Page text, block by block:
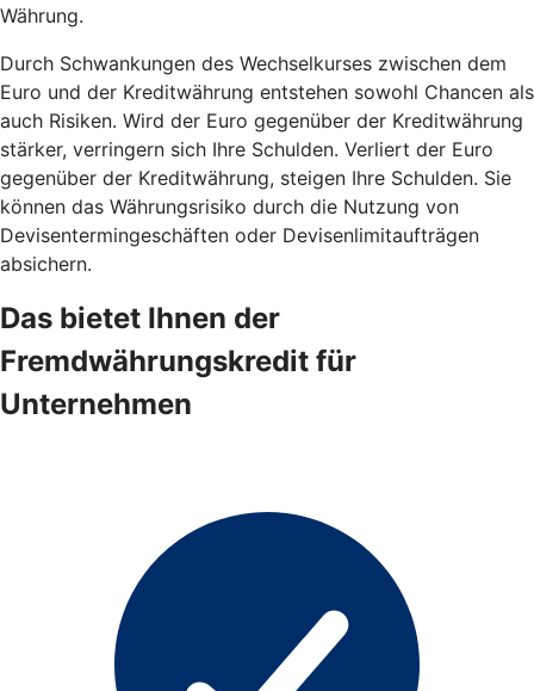
Währung.
Durch Schwankungen des Wechselkurses zwischen dem
Euro und der Kreditwährung entstehen sowohl Chancen als
auch Risiken. Wird der Euro gegenüber der Kreditwährung
stärker, verringern sich Ihre Schulden. Verliert der Euro
gegenüber der Kreditwährung, steigen Ihre Schulden. Sie
können das Währungsrisiko durch die Nutzung von
Devisentermingeschäften oder Devisenlimitaufträgen
absichern.
Das bietet Ihnen der
Fremdwährungskredit für
Unternehmen